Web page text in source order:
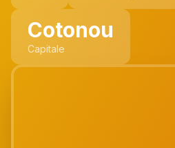
Cotonou
Capitale